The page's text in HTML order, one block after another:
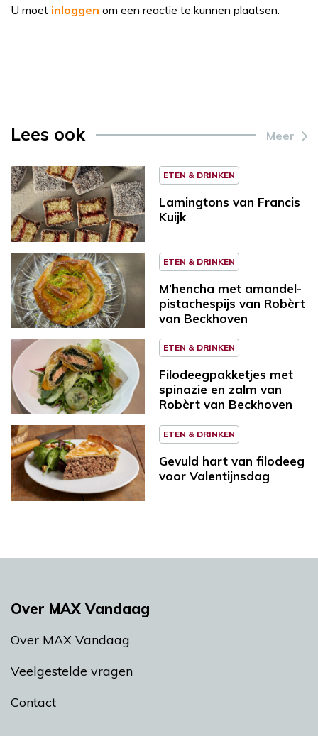
U moet inloggen om een reactie te kunnen plaatsen.
Lees ook Meer
ETEN & DRINKEN
Lamingtons van Francis
Kuijk
ETEN & DRINKEN
M’hencha met amandel-
pistachespijs van Robèrt
van Beckhoven
ETEN & DRINKEN
Filodeegpakketjes met
spinazie en zalm van
Robèrt van Beckhoven
ETEN & DRINKEN
Gevuld hart van filodeeg
voor Valentijnsdag
Over MAX Vandaag
Over MAX Vandaag
Veelgestelde vragen
Contact